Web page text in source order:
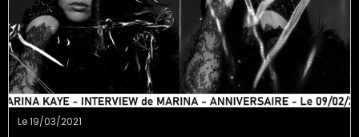
Le 19/03/2021